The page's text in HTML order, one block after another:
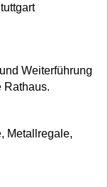
Weiterführung
Rathaus.
Metallregale,